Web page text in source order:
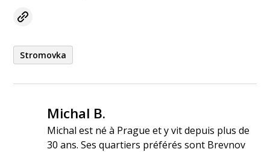
Stromovka
Michal B.
Michal est né à Prague et y vit depuis plus de
30 ans. Ses quartiers préférés sont Brevnov